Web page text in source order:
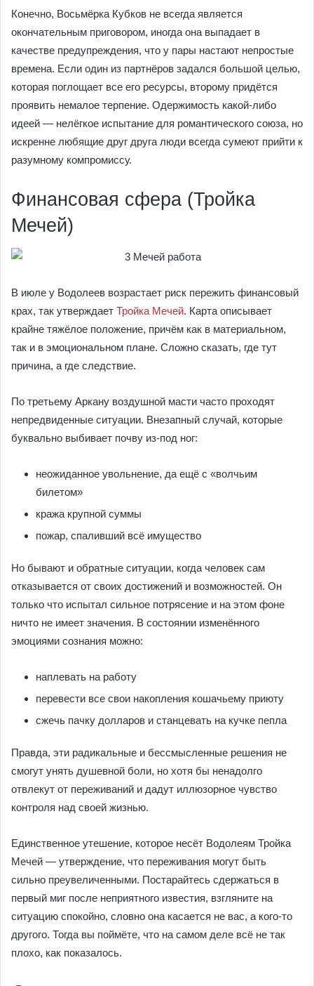
Конечно, Восьмёрка Кубков не всегда является
окончательным приговором, иногда она выпадает в
качестве предупреждения, что у пары настают непростые
времена. Если один из партнёров задался большой целью,
которая поглощает все его ресурсы, второму придётся
проявить немалое терпение. Одержимость какой-либо
идеей — нелёгкое испытание для романтического союза, но
искренне любящие друг друга люди всегда сумеют прийти к
разумному компромиссу.
Финансовая сфера (Тройка
Мечей)
В июле у Водолеев возрастает риск пережить финансовый
крах, так утверждает Тройка Мечей. Карта описывает
крайне тяжёлое положение, причём как в материальном,
так и в эмоциональном плане. Сложно сказать, где тут
причина, а где следствие.
По третьему Аркану воздушной масти часто проходят
непредвиденные ситуации. Внезапный случай, которые
буквально выбивает почву из-под ног:
неожиданное увольнение, да ещё с «волчьим
билетом»
кража крупной суммы
пожар, спаливший всё имущество
Но бывают и обратные ситуации, когда человек сам
отказывается от своих достижений и возможностей. Он
только что испытал сильное потрясение и на этом фоне
ничто не имеет значения. В состоянии изменённого
эмоциями сознания можно:
наплевать на работу
перевести все свои накопления кошачьему приюту
сжечь пачку долларов и станцевать на кучке пепла
Правда, эти радикальные и бессмысленные решения не
смогут унять душевной боли, но хотя бы ненадолго
отвлекут от переживаний и дадут иллюзорное чувство
контроля над своей жизнью.
Единственное утешение, которое несёт Водолеям Тройка
Мечей — утверждение, что переживания могут быть
сильно преувеличенными. Постарайтесь сдержаться в
первый миг после неприятного известия, взгляните на
ситуацию спокойно, словно она касается не вас, а кого-то
другого. Тогда вы поймёте, что на самом деле всё не так
плохо, как показалось.